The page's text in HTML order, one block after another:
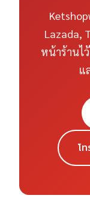
Lazada,
หน้าร้านไ
แ
โ